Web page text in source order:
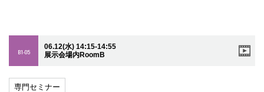
B1-05
06.12(水) 14:15-14:55
展示会場内RoomB
専門セミナー